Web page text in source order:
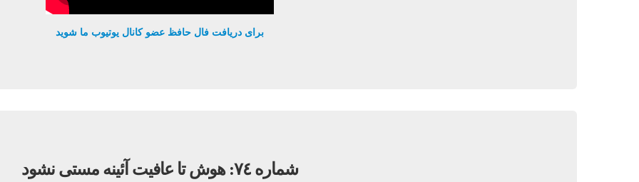
برای دریافت فال حافظ عضو کانال یوتیوب ما شوید
شماره ٧٤: هوش تا عافيت آئينه مستى نشود